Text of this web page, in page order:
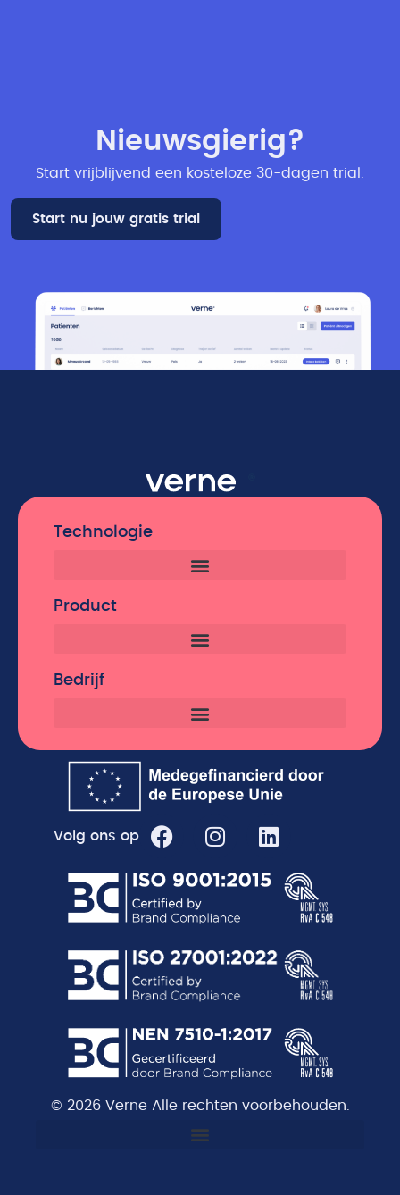
Nieuwsgierig?
Start vrijblijvend een kosteloze 30-dagen trial​.
Start nu jouw gratis trial
Technologie
Product
Bedrijf
Volg ons op
© 2026 Verne Alle rechten voorbehouden.